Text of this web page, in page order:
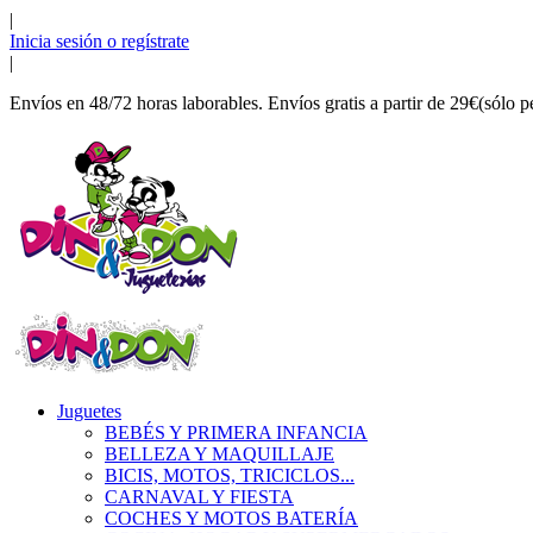
|
Inicia sesión o regístrate
|
Envíos en 48/72 horas laborables. Envíos gratis a partir de 29€(sólo
Juguetes
BEBÉS Y PRIMERA INFANCIA
BELLEZA Y MAQUILLAJE
BICIS, MOTOS, TRICICLOS...
CARNAVAL Y FIESTA
COCHES Y MOTOS BATERÍA